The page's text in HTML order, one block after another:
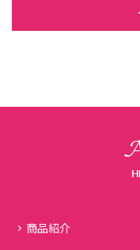
商品紹介